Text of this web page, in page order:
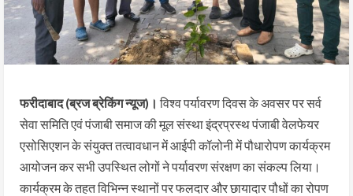
फरीदाबाद (ब्रज ब्रेकिंग न्यूज)।विश्व पर्यावरण दिवस के अवसर पर सर्व
सेवा समिति एवं पंजाबी समाज की मूल संस्था इंद्रप्रस्थ पंजाबी वेलफेयर
एसोसिएशन के संयुक्त तत्वावधान में आईपी कॉलोनी में पौधारोपण कार्यक्रम
आयोजन कर सभी उपस्थित लोगों ने पर्यावरण संरक्षण का संकल्प लिया।
कार्यक्रम के तहत विभिन्न स्थानों पर फलदार और छायादार पौधों का रोपण